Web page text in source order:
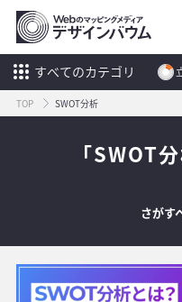
すべてのカテゴリ
TOP SWOT分析
「SWOT
さがす